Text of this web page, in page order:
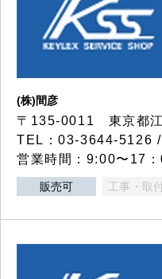
(株)間彦
〒135-0011 東京都
TEL：03-3644-5126
営業時間：9:00〜17
販売可 工事・取